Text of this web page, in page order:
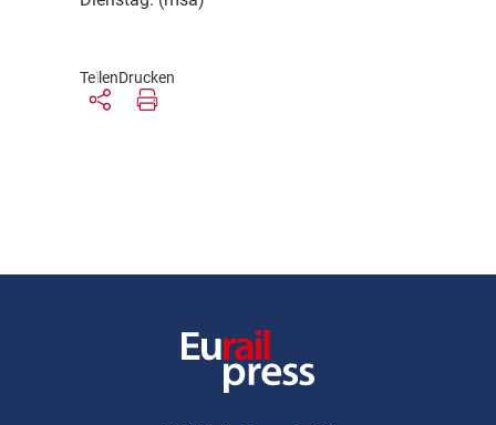
TeilenDrucken